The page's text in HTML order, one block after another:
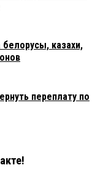
казахи,
переплату по